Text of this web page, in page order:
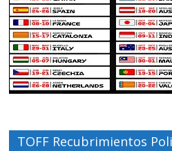
TOFF Recubrimientos